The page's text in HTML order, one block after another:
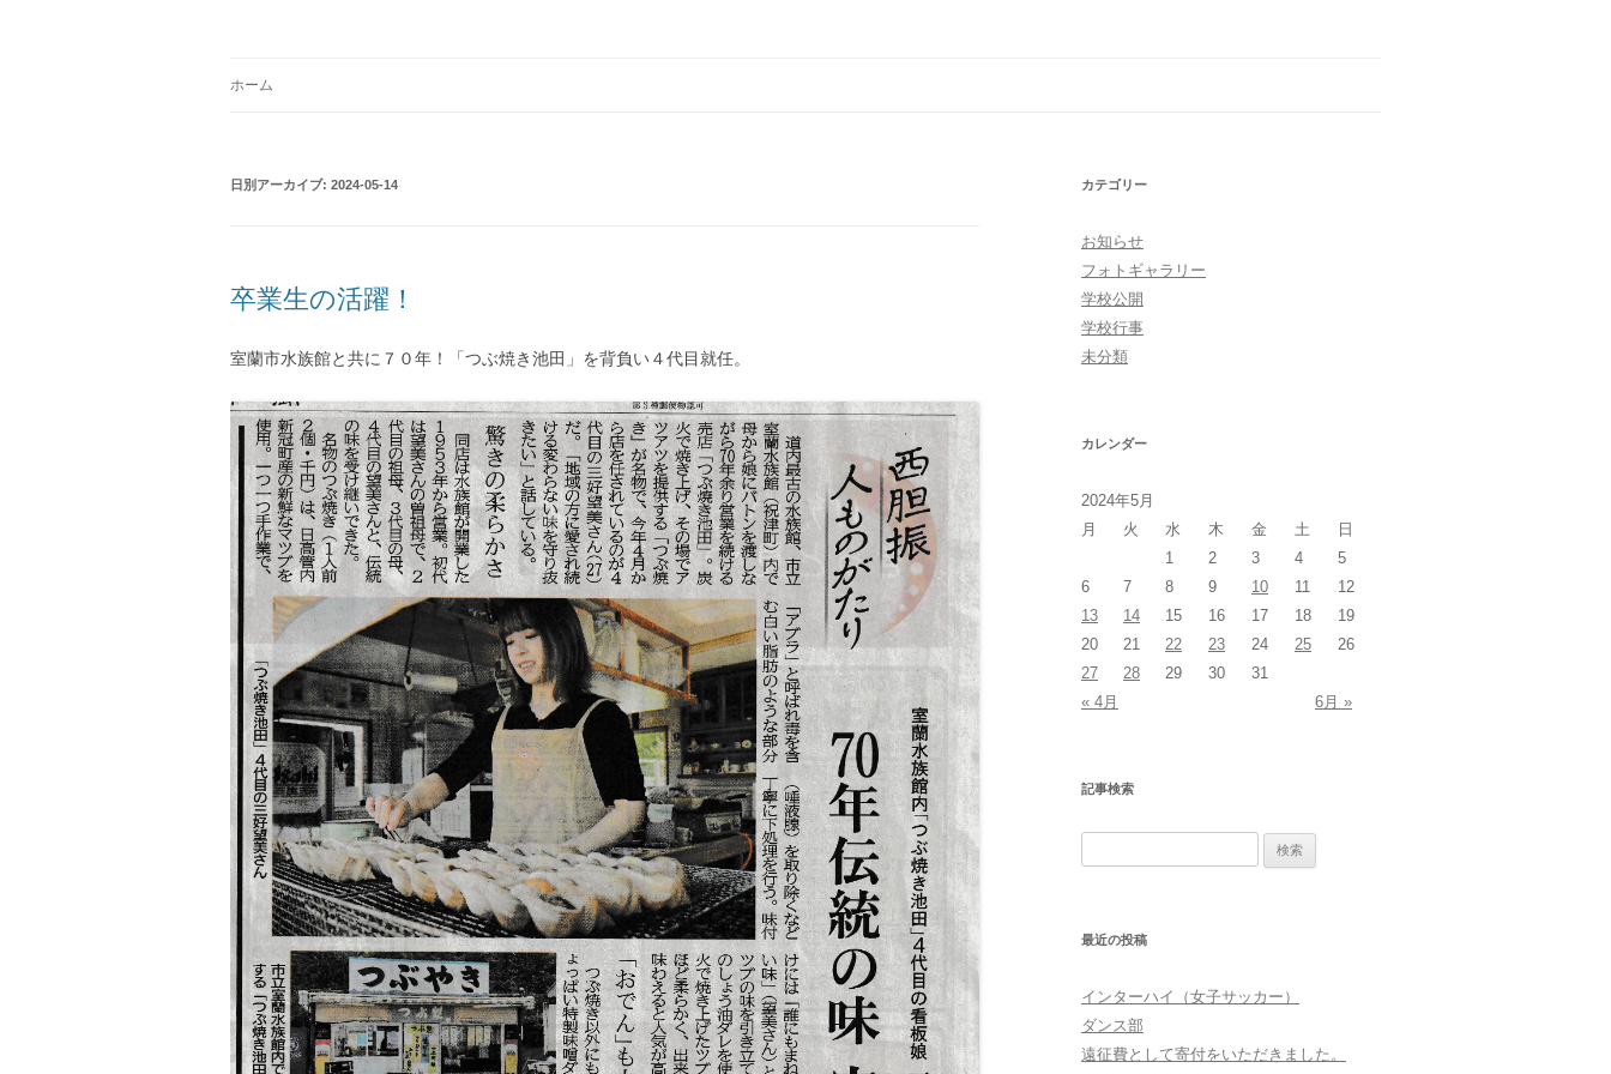
へ
ホーム
日別アーカイブ: 2024-05-14
卒業生の活躍！
室蘭市水族館と共に７０年！「つぶ焼き池田」を背負い４代目就任。
カテゴリー
お知らせ
フォトギャラリー
学校公開
学校行事
未分類
カレンダー
2024年5月
月
火 水 木 金 土
日
1
2 3 4
5
6
7 8 9 10 11
12
13
14 15 16 17 18
19
20
21 22 23 24 25
26
27
28 29 30
31
« 4月
6月 »
記事検索
最近の投稿
インターハイ（女子サッカー）
ダンス部
遠征費として寄付をいただきました。